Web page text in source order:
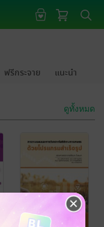
ฟรีกระจาย แนะนำ
ดูทั้งหมด